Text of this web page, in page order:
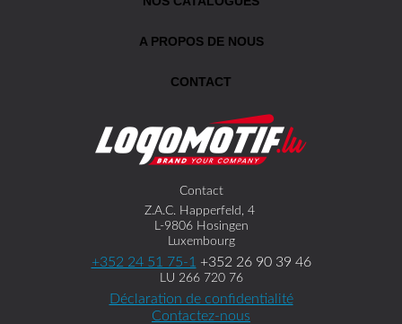
A PROPOS DE NOUS
CONTACT
Contact
Z.A.C. Happerfeld, 4
L-9806 Hosingen
Luxembourg
+352 24 51 75-1 +352 26 90 39 46
LU 266 720 76
Déclaration de confidentialité
Contactez-nous